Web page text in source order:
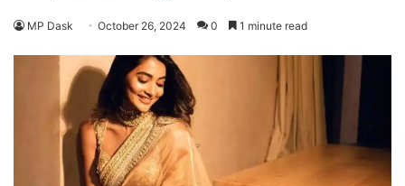
MP Dask October 26, 2024 0 1 minute read